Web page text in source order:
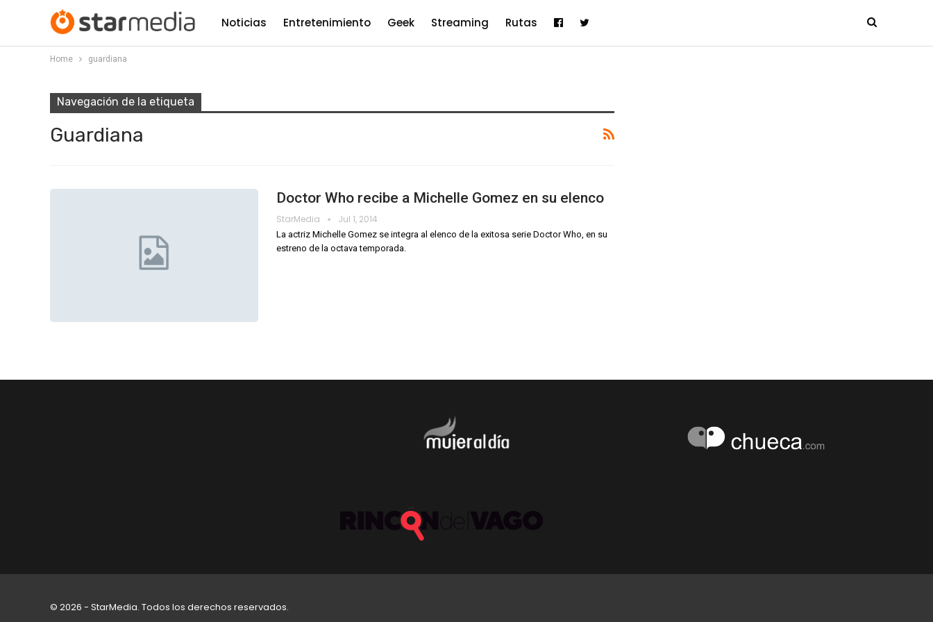
Noticias Entretenimiento Geek Streaming Rutas
Home guardiana
Navegación de la etiqueta
Guardiana
Doctor Who recibe a Michelle Gomez en su elenco
StarMedia Jul 1, 2014
La actriz Michelle Gomez se integra al elenco de la exitosa serie Doctor Who, en su
estreno de la octava temporada.
© 2026 - StarMedia. Todos los derechos reservados.